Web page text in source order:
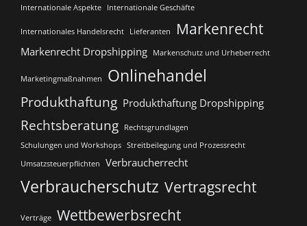
Internationale Aspekte
Internationale Geschäfte
Internationales Handelsrecht Lieferanten Markenrecht
Markenrecht Dropshipping Markenschutz und Urheberrecht
Marketingmaßnahmen Onlinehandel
Produkthaftung Produkthaftung Dropshipping
Rechtsberatung
Rechtsgrundlagen
Schulungen und Workshops Streitbeilegung und Prozessrecht​
Umsatzsteuerpflichten
Verbraucherrecht
Verbraucherschutz Vertragsrecht
Verträge Wettbewerbsrecht